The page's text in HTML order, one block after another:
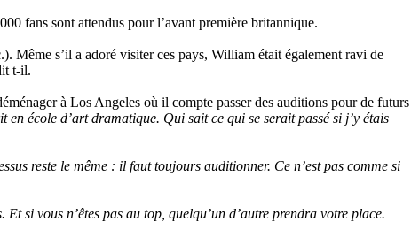
fans sont attendus pour l’avant première britannique.
Même s’il a adoré visiter ces pays, William était également ravi de
t-il.
à Los Angeles où il compte passer des auditions pour de futurs
école d’art dramatique. Qui sait ce qui se serait passé si j’y étais
reste le même : il faut toujours auditionner. Ce n’est pas comme si
si vous n’êtes pas au top, quelqu’un d’autre prendra votre place.